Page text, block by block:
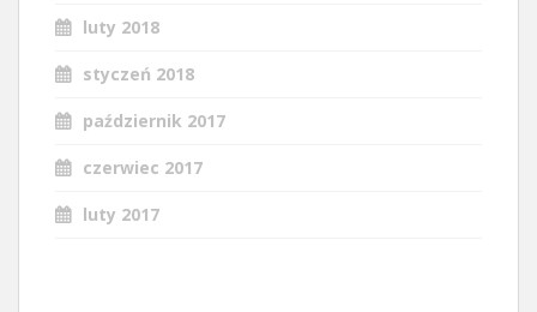
luty 2018
styczeń 2018
październik 2017
czerwiec 2017
luty 2017